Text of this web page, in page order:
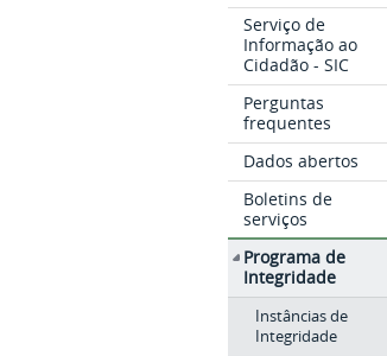
Serviço de
Informação ao
Cidadão - SIC
Perguntas
frequentes
Dados abertos
Boletins de
serviços
Programa de
Integridade
Instâncias de
Integridade